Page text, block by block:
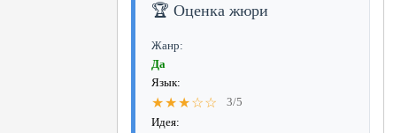
🏆 Оценка жюри
Жанр:
Да
Язык:
★★★☆☆
3/5
Идея: